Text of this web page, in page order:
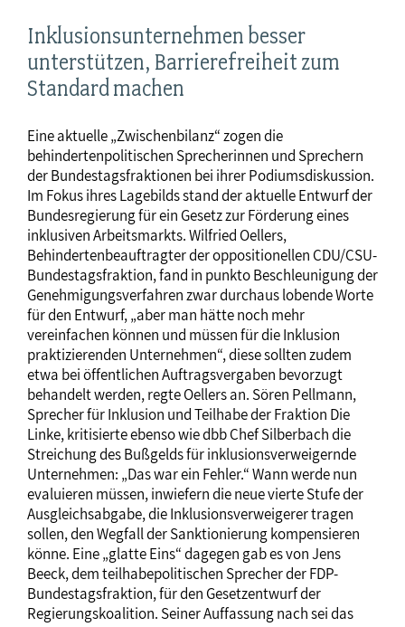
Inklusionsunternehmen besser
unterstützen, Barrierefreiheit zum
Standard machen
Eine aktuelle „Zwischenbilanz“ zogen die
behindertenpolitischen Sprecherinnen und Sprechern
der Bundestagsfraktionen bei ihrer Podiumsdiskussion.
Im Fokus ihres Lagebilds stand der aktuelle Entwurf der
Bundesregierung für ein Gesetz zur Förderung eines
inklusiven Arbeitsmarkts. Wilfried Oellers,
Behindertenbeauftragter der oppositionellen CDU/CSU-
Bundestagsfraktion, fand in punkto Beschleunigung der
Genehmigungsverfahren zwar durchaus lobende Worte
für den Entwurf, „aber man hätte noch mehr
vereinfachen können und müssen für die Inklusion
praktizierenden Unternehmen“, diese sollten zudem
etwa bei öffentlichen Auftragsvergaben bevorzugt
behandelt werden, regte Oellers an. Sören Pellmann,
Sprecher für Inklusion und Teilhabe der Fraktion Die
Linke, kritisierte ebenso wie dbb Chef Silberbach die
Streichung des Bußgelds für inklusionsverweigernde
Unternehmen: „Das war ein Fehler.“ Wann werde nun
evaluieren müssen, inwiefern die neue vierte Stufe der
Ausgleichsabgabe, die Inklusionsverweigerer tragen
sollen, den Wegfall der Sanktionierung kompensieren
könne. Eine „glatte Eins“ dagegen gab es von Jens
Beeck, dem teilhabepolitischen Sprecher der FDP-
Bundestagsfraktion, für den Gesetzentwurf der
Regierungskoalition. Seiner Auffassung nach sei das